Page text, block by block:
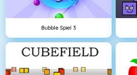
Bubble Spiel 3